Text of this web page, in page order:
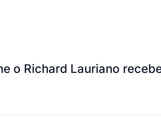
o Richard Lauriano